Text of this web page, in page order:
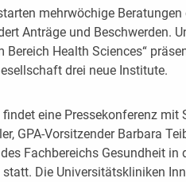
mehrwöchige
Anträge und Beschwerden.
Bereich Health Sciences“
drei neue Institute.
eine Pressekonferenz mit
GPA-Vorsitzender Barbara
Fachbereichs Gesundheit
Die Universitätskliniken